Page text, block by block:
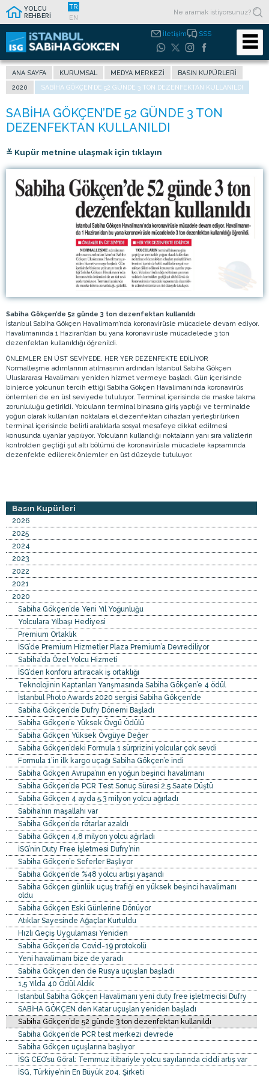
YOLCU
REHBERİ
TR
EN
İletişim SSS
ANA SAYFA KURUMSAL MEDYA MERKEZI
BASIN KUPÜRLERI
2020
SABIHA GÖKÇEN’DE 52 GÜNDE 3 TON DEZENFEKTAN KULLANILDI
≚ Kupür metnine ulaşmak için tıklayın
Sabiha Gökçen’de 52 günde 3 ton dezenfektan kullanıldı
İstanbul Sabiha Gökçen Havalimam’nda koronavirüsle mücadele devam ediyor.
Havalimanında 1 Haziran’dan bu yana koronavirüsle mücadelede 3 ton
dezenfektan kullanıldığı öğrenildi.
ÖNLEMLER EN ÜST SEVİYEDE. HER YER DEZENFEKTE EDİLİYOR
Normalleşme adımlarının atılmasının ardından İstanbul Sabiha Gökçen
Uluslararası Havalimanı yeniden hizmet vermeye başladı. Gün içerisinde
binlerce yolcunun tercih ettiği Sabiha Gökçen Havalimanı’nda koronavirüs
önlemleri de en üst seviyede tutuluyor. Terminal içerisinde de maske takma
zorunluluğu getirildi. Yolcuların terminal binasına giriş yaptığı ve terminalde
yoğun olarak kullanılan noktalara el dezenfektan cihazları yerleştirilirken
terminal içerisinde belirli aralıklarla sosyal mesafeye dikkat edilmesi
konusunda uyanlar yapılıyor. Yolcuların kullandığı noktalann yanı sıra valizlerin
kontrolden geçtiği şut altı bölümü de koronavirüsle mücadele kapsamında
dezenfekte edilerek önlemler en üst düzeyde tutuluyor.
Basın Kupürleri
2026
2025
2024
2023
2022
2021
2020
Sabiha Gökçen’de Yeni Yıl Yoğunluğu
Yolculara Yılbaşı Hediyesi
Premium Ortaklık
İSG’de Premium Hizmetler Plaza Premium’a Devrediliyor
Sabiha’da Özel Yolcu Hizmeti
İSG’den konforu artıracak iş ortaklığı
Teknolojinin Kaptanları Yarışmasında Sabiha Gökçen’e 4 ödül
İstanbul Photo Awards 2020 sergisi Sabiha Gökçen’de
Sabiha Gökçen’de Dufry Dönemi Başladı
Sabiha Gökçen’e Yüksek Övgü Ödülü
Sabiha Gökçen Yüksek Övgüye Değer
Sabiha Gökçen’deki Formula 1 sürprizini yolcular çok sevdi
Formula 1’in ilk kargo uçağı Sabiha Gökçen’e indi
Sabiha Gökçen Avrupa’nın en yoğun beşinci havalimanı
Sabiha Gökçen’de PCR Test Sonuç Süresi 2,5 Saate Düştü
Sabiha Gökçen 4 ayda 5.3 milyon yolcu ağırladı
Sabiha’nın maşallahı var
Sabiha Gökçen’de rötarlar azaldı
Sabiha Gökçen 4,8 milyon yolcu ağırladı
İSG’nin Duty Free İşletmesi Dufry’nin
Sabiha Gökçen’e Seferler Başlıyor
Sabiha Gökçen’de %48 yolcu artışı yaşandı
Sabiha Gökçen günlük uçuş trafiği en yüksek beşinci havalimanı
oldu
Sabiha Gökçen Eski Günlerine Dönüyor
Atıklar Sayesinde Ağaçlar Kurtuldu
Hızlı Geçiş Uygulaması Yeniden
Sabiha Gökçen’de Covid-19 protokolü
Yeni havalimanı bize de yaradı
Sabiha Gökçen den de Rusya uçuşları başladı
1,5 Yılda 40 Ödül Aldık
Istanbul Sabiha Gökçen Havalimanı yeni duty free işletmecisi Dufry
SABİHA GÖKÇEN den Katar uçuşlan yeniden başladı
Sabiha Gökçen’de 52 günde 3 ton dezenfektan kullanıldı
Sabiha Gökçen’de PCR test merkezi devrede
Sabiha Gökçen uçuşlarına başlıyor
İSG CEO’su Göral: Temmuz itibariyle yolcu sayılarında ciddi artış var
İSG, Türkiye’nin En Büyük 204. Şirketi